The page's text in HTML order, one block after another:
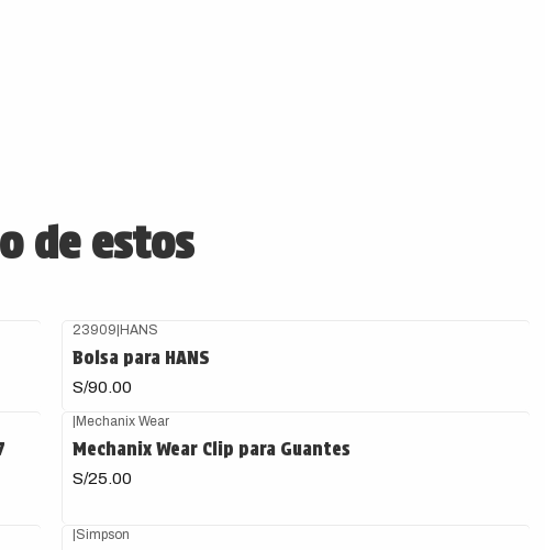
de estos
23909|HANS
Bolsa para HANS
S/90.00
|Mechanix Wear
Mechanix Wear Clip para Guantes
S/25.00
|Simpson